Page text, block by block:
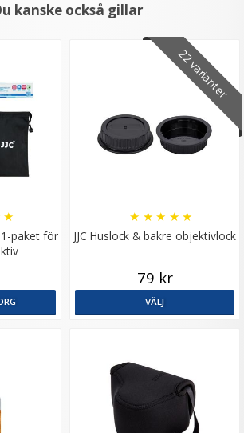
kanske också gillar
1-paket för
★
22 varianter
JJC Huslock & bakre objektivlock
★ ★ ★ ★ ★
79 kr
VÄLJ